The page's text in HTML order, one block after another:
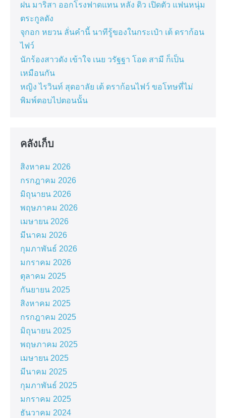
ฝน มาริสา ออกโรงฟาดแทน หลัง ดิว เปิดตัว แฟนหนุ่ม
ตระกูลดัง
จุกอก หยวน ลั่นคำนี้ นาทีรู้ของในกระเป๋า เต้ ดราก้อน
ไฟว์
นักร้องสาวดัง เข้าใจ เนย วรัฐฐา โอด สามี ก็เป็น
เหมือนกัน
หญิง ไรวินท์ สุดอาลัย เต้ ดราก้อนไฟว์ ขอโทษที่ไม่
พิมพ์ตอบไปตอนนั้น
คลังเก็บ
สิงหาคม 2026
กรกฎาคม 2026
มิถุนายน 2026
พฤษภาคม 2026
เมษายน 2026
มีนาคม 2026
กุมภาพันธ์ 2026
มกราคม 2026
ตุลาคม 2025
กันยายน 2025
สิงหาคม 2025
กรกฎาคม 2025
มิถุนายน 2025
พฤษภาคม 2025
เมษายน 2025
มีนาคม 2025
กุมภาพันธ์ 2025
มกราคม 2025
ธันวาคม 2024